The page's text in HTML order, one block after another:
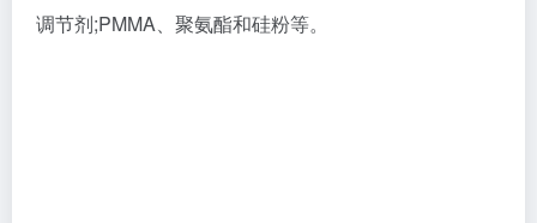
调节剂;PMMA、聚氨酯和硅粉等。